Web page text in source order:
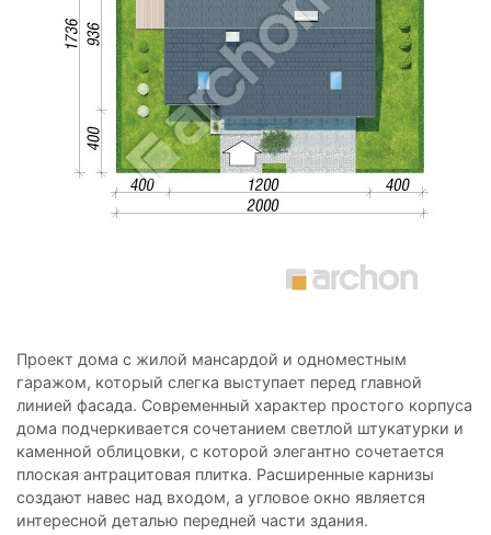
Проект дома с жилой мансардой и одноместным
гаражом, который слегка выступает перед главной
линией фасада. Современный характер простого корпуса
дома подчеркивается сочетанием светлой штукатурки и
каменной облицовки, с которой элегантно сочетается
плоская антрацитовая плитка. Расширенные карнизы
создают навес над входом, а угловое окно является
интересной деталью передней части здания.